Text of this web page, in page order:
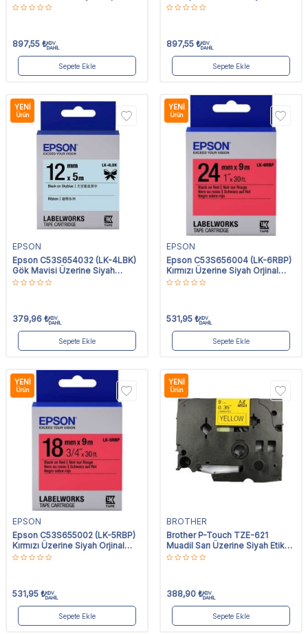
Etiket Şeridi
897,55 ₺KDV
DAHİL
Sepete Ekle
Orjinal Etiket Şeridi
897,55 ₺KDV
DAHİL
Sepete Ekle
YENI
Ürün
EPSON
Epson C53S654032 (LK-4LBK)
Gök Mavisi Üzerine Siyah
Orjinal Etiket Şeridi
379,96 ₺KDV
DAHİL
Sepete Ekle
YENI
Ürün
EPSON
Epson C53S656004 (LK-6RBP)
Kırmızı Üzerine Siyah Orjinal
Etiket Şeridi
531,95 ₺KDV
DAHİL
Sepete Ekle
YENI
Ürün
EPSON
Epson C53S655002 (LK-5RBP)
Kırmızı Üzerine Siyah Orjinal
Etiket Şeridi
531,95 ₺KDV
DAHİL
Sepete Ekle
YENI
Ürün
BROTHER
Brother P-Touch TZE-621
Muadil Sarı Üzerine Siyah Etiket
9mm x 8m
388,90 ₺KDV
DAHİL
Sepete Ekle